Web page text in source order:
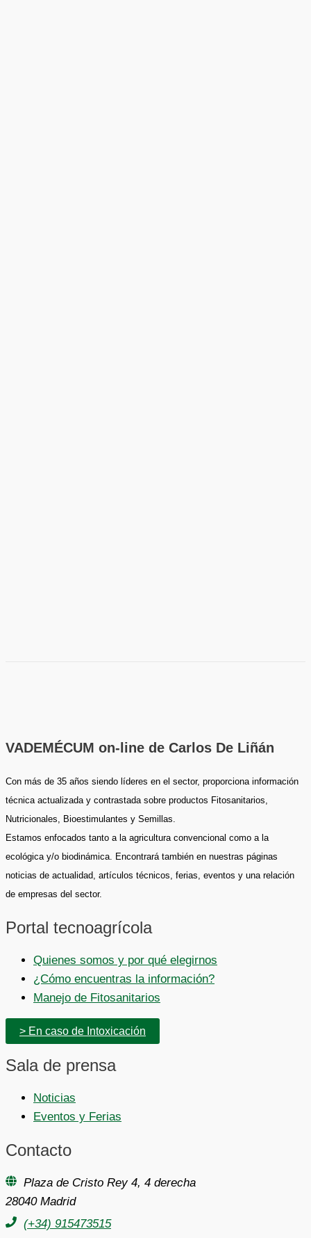
VADEMÉCUM on-line de Carlos De Liñán
Con más de 35 años siendo líderes en el sector, proporciona información
técnica actualizada y contrastada sobre productos Fitosanitarios,
Nutricionales, Bioestimulantes y Semillas.
Estamos enfocados tanto a la agricultura convencional como a la
ecológica y/o biodinámica. Encontrará también en nuestras páginas
noticias de actualidad, artículos técnicos, ferias, eventos y una relación
de empresas del sector.
Portal tecnoagrícola
Quienes somos y por qué elegirnos
¿Cómo encuentras la información?
Manejo de Fitosanitarios
> En caso de Intoxicación
Sala de prensa
Noticias
Eventos y Ferias
Contacto
Plaza de Cristo Rey 4, 4 derecha
28040 Madrid
(+34) 915473515